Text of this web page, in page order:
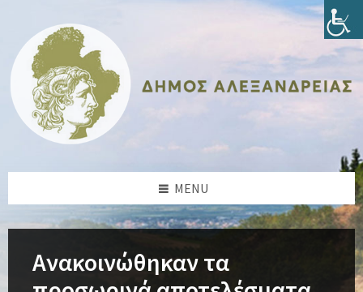
content
sidebar
sidebar
footer
MENU
Ανακοινώθηκαν τα